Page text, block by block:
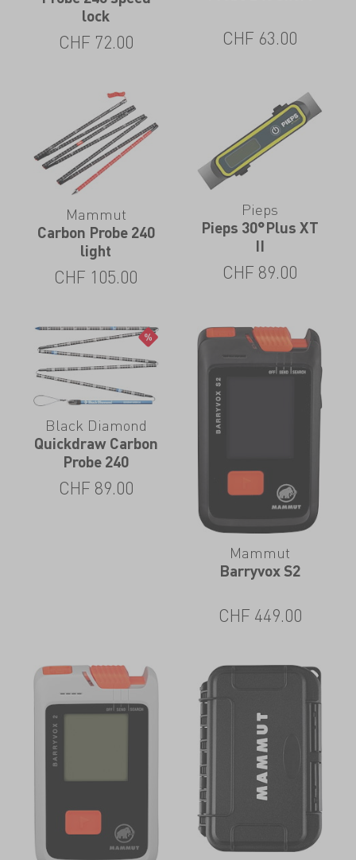
lock
CHF 72.00 CHF 63.00
Mammut
Carbon Probe 240
light
CHF 105.00
Pieps
Pieps 30°Plus XT
II
CHF 89.00
Black Diamond
Quickdraw Carbon
Probe 240
CHF 89.00
Mammut
Barryvox S2
CHF 449.00